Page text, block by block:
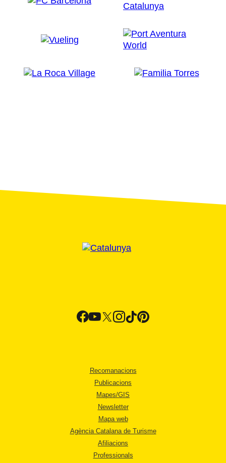
Recomanacions
Publicacions
Mapes/GIS
Newsletter
Mapa web
Agència Catalana de Turisme
Afiliacions
Professionals